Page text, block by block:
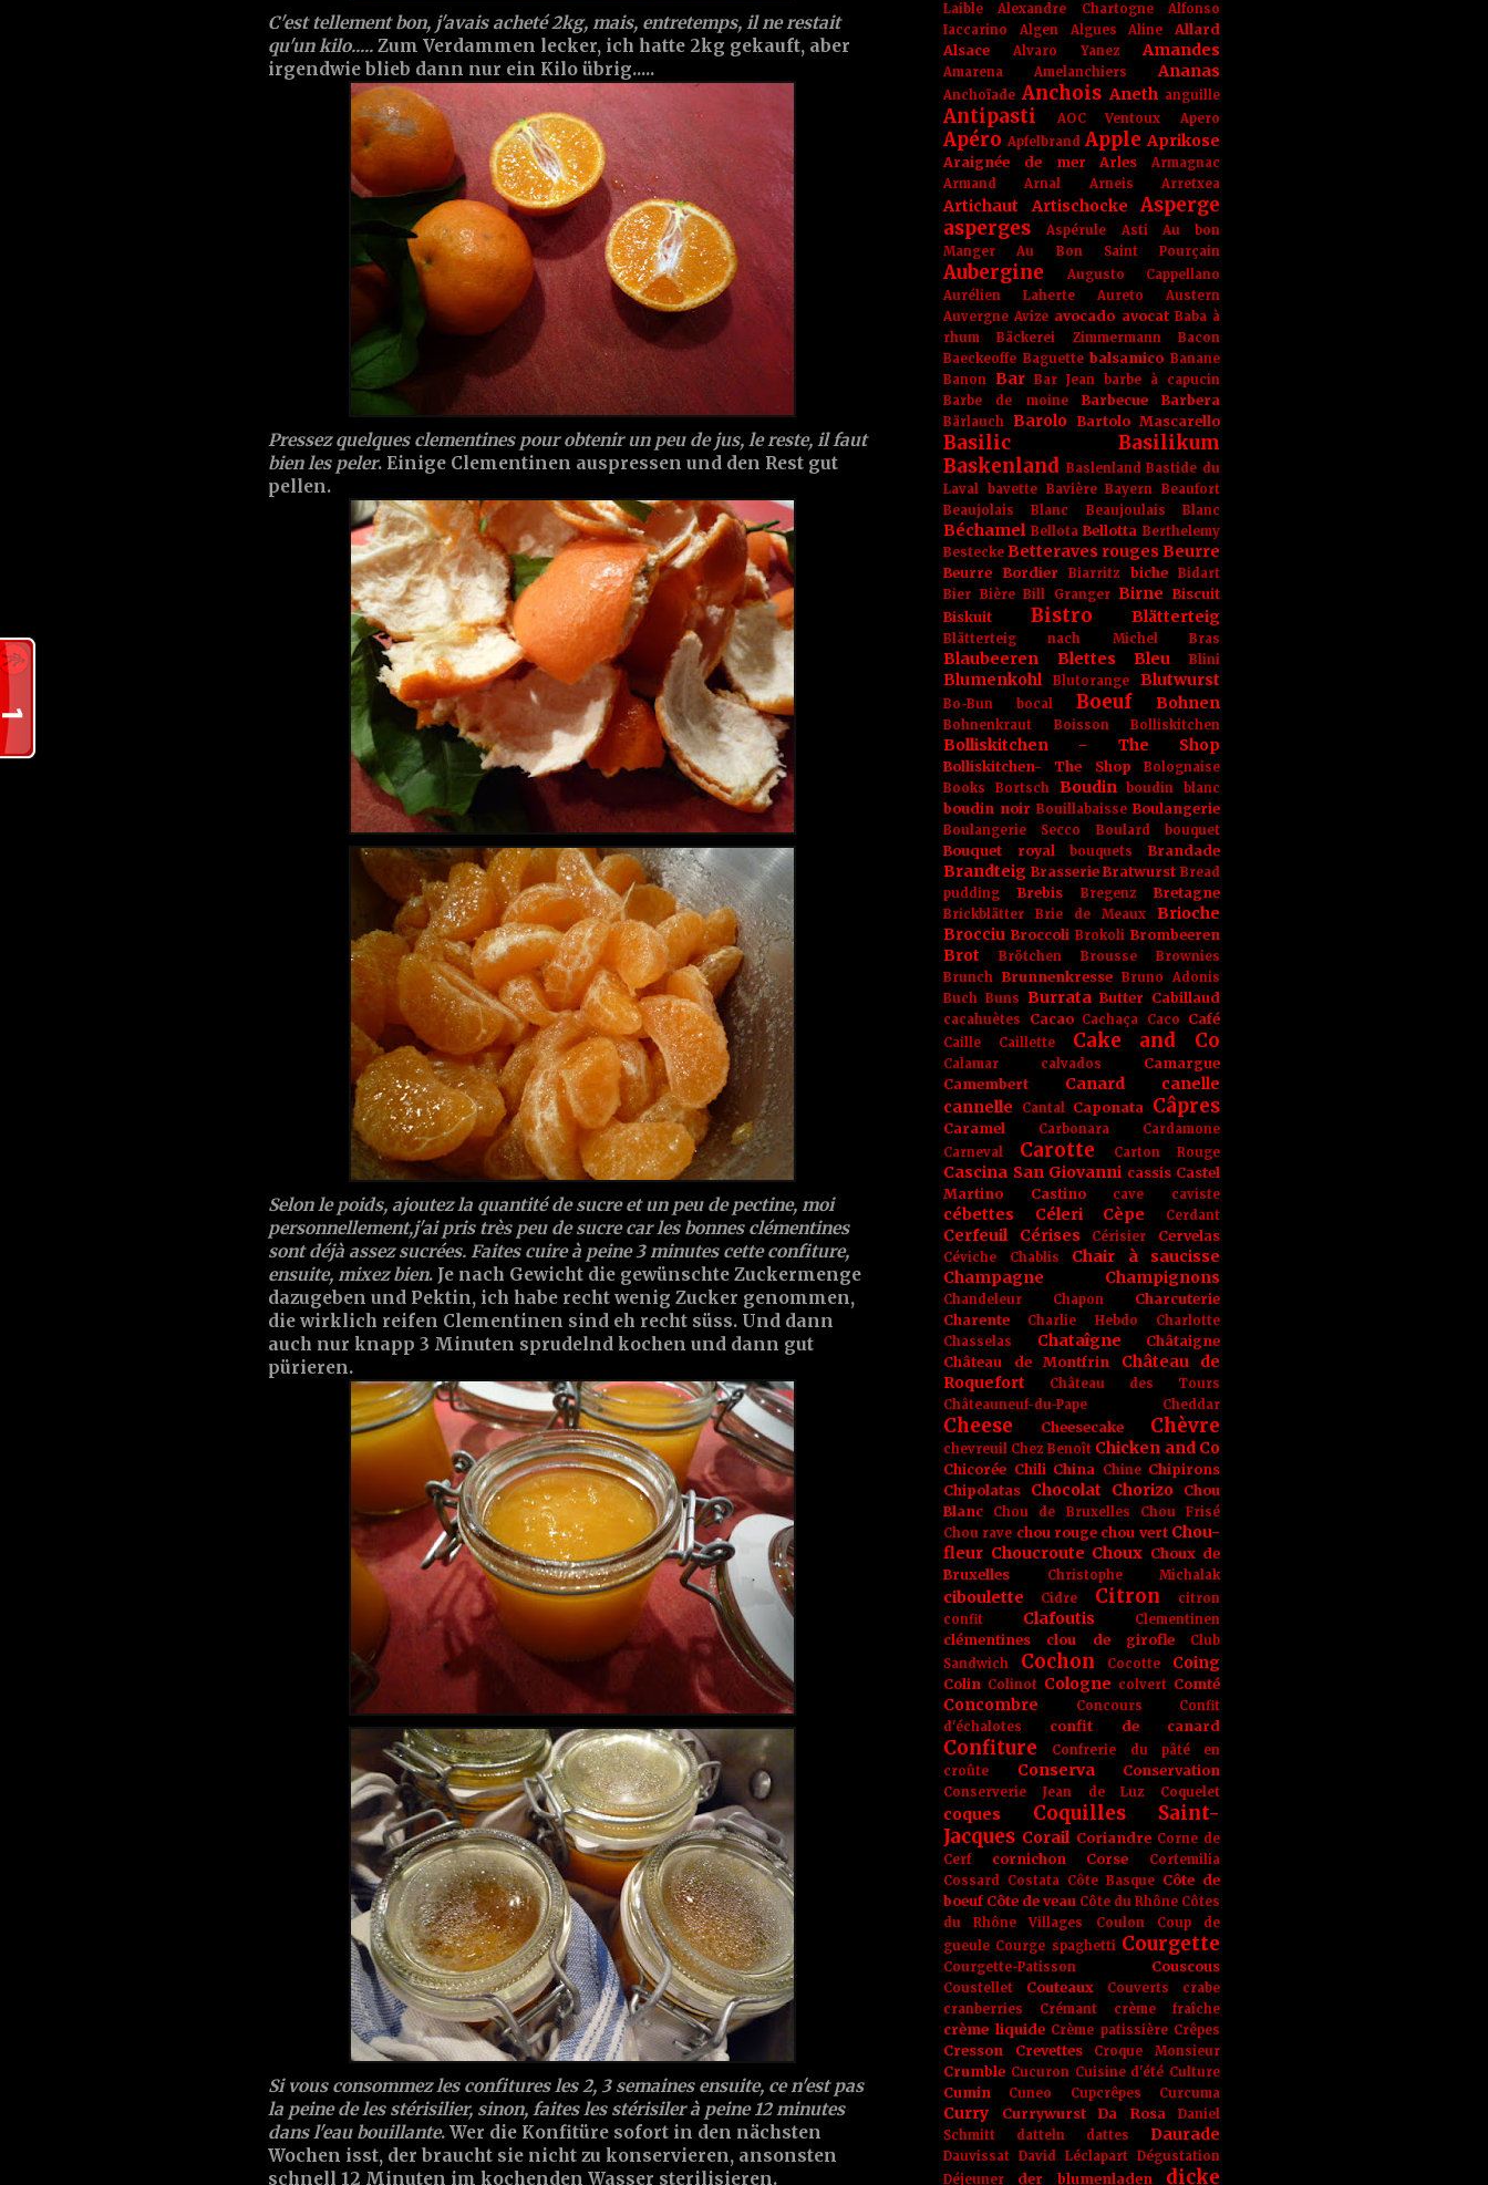
C'est tellement bon, j'avais acheté 2kg, mais, entretemps, il ne restait
qu'un kilo..... Zum Verdammen lecker, ich hatte 2kg gekauft, aber
irgendwie blieb dann nur ein Kilo übrig.....
Pressez quelques clementines pour obtenir un peu de jus, le reste, il faut
bien les peler. Einige Clementinen auspressen und den Rest gut
pellen.
Selon le poids, ajoutez la quantité de sucre et un peu de pectine, moi
personnellement,j'ai pris très peu de sucre car les bonnes clémentines
sont déjà assez sucrées. Faites cuire à peine 3 minutes cette confiture,
ensuite, mixez bien. Je nach Gewicht die gewünschte Zuckermenge
dazugeben und Pektin, ich habe recht wenig Zucker genommen,
die wirklich reifen Clementinen sind eh recht süss. Und dann
auch nur knapp 3 Minuten sprudelnd kochen und dann gut
pürieren.
Si vous consommez les confitures les 2, 3 semaines ensuite, ce n'est pas
la peine de les stérisilier, sinon, faites les stérisiler à peine 12 minutes
dans l'eau bouillante. Wer die Konfitüre sofort in den nächsten
Wochen isst, der braucht sie nicht zu konservieren, ansonsten
schnell 12 Minuten im kochenden Wasser sterilisieren.
Laible
Alexandre Chartogne
Alfonso
Iaccarino
Algen Algues Aline
Allard
Alsace
Alvaro Yanez Amandes
Amarena Amelanchiers Ananas
Anchoïade Anchois Aneth anguille
Antipasti AOC Ventoux Apero
Apéro Apfelbrand Apple Aprikose
Araignée de mer Arles
Armagnac
Armand Arnal
Arneis Arretxea
Artichaut Artischocke
Asperge
asperges
Aspérule Asti
Au bon
Manger
Au Bon Saint Pourçain
Aubergine
Augusto Cappellano
Aurélien Laherte
Aureto
Austern
Auvergne Avize avocado avocat Baba à
rhum
Bäckerei Zimmermann
Bacon
Baeckeoffe Baguette balsamico Banane
Banon Bar Bar Jean
barbe à capucin
Barbe de moine
Barbecue Barbera
Bärlauch Barolo Bartolo Mascarello
Basilic
Basilikum
Baskenland Baslenland Bastide du
Laval
bavette Bavière Bayern Beaufort
Beaujolais Blanc
Beaujoulais Blanc
Béchamel Bellota Bellotta Berthelemy
Bestecke Betteraves rouges Beurre
Beurre Bordier Biarritz biche
Bidart
Bier Bière Bill Granger Birne
Biscuit
Biskuit
Bistro Blätterteig
Blätterteig nach Michel Bras
Blaubeeren Blettes Bleu Blini
Blumenkohl Blutorange Blutwurst
Bo-Bun bocal Boeuf Bohnen
Bohnenkraut Boisson Bolliskitchen
Bolliskitchen - The Shop
Bolliskitchen- The Shop
Bolognaise
Books
Bortsch Boudin boudin blanc
boudin noir Bouillabaisse Boulangerie
Boulangerie Secco Boulard bouquet
Bouquet royal bouquets Brandade
Brandteig Brasserie Bratwurst Bread
pudding
Brebis Bregenz Bretagne
Brickblätter Brie de Meaux
Brioche
Brocciu Broccoli Brokoli Brombeeren
Brot Brötchen Brousse
Brownies
Brunch Brunnenkresse Bruno Adonis
Buch Buns Burrata Butter Cabillaud
cacahuètes Cacao Cachaça Caco Café
Caille Caillette Cake and Co
Calamar calvados
Camargue
Camembert
Canard
canelle
cannelle
Cantal Caponata Câpres
Caramel Carbonara
Cardamone
Carneval
Carotte Carton Rouge
Cascina San Giovanni cassis Castel
Martino
Castino cave caviste
cébettes Céleri Cèpe Cerdant
Cerfeuil Cérises Cérisier Cervelas
Céviche Chablis
Chair à saucisse
Champagne
Champignons
Chandeleur Chapon
Charcuterie
Charente
Charlie Hebdo
Charlotte
Chasselas
Chataîgne
Châtaigne
Château de Montfrin
Château de
Roquefort
Château des Tours
Châteauneuf-du-Pape
Cheddar
Cheese Cheesecake Chèvre
chevreuil Chez Benoît Chicken and Co
Chicorée Chili China Chine Chipirons
Chipolatas
Chocolat Chorizo
Chou
Blanc
Chou de Bruxelles
Chou Frisé
Chou rave chou rouge chou vert Chou-
fleur Choucroute Choux Choux de
Bruxelles
Christophe Michalak
ciboulette Cidre Citron
citron
confit
Clafoutis Clementinen
clémentines clou de girofle
Club
Sandwich
Cochon Cocotte Coing
Colin Colinot Cologne colvert Comté
Concombre Concours
Confit
d'échalotes
confit de canard
Confiture
Confrerie du pâté en
croûte
Conserva Conservation
Conserverie Jean de Luz Coquelet
coques
Coquilles Saint-
Jacques Corail Coriandre Corne de
Cerf
cornichon Corse
Cortemilia
Cossard Costata Côte Basque Côte de
boeuf Côte de veau Côte du Rhône Côtes
du Rhône Villages
Coulon
Coup de
gueule Courge spaghetti Courgette
Courgette-Patisson Couscous
Coustellet Couteaux Couverts
crabe
cranberries
Crémant crème fraîche
crème liquide Crème patissière Crêpes
Cresson Crevettes Croque Monsieur
Crumble Cucuron Cuisine d'été Culture
Cumin Cuneo Cupcrêpes Curcuma
Curry Currywurst Da Rosa
Daniel
Schmitt
datteln dattes Daurade
Dauvissat David Léclapart Dégustation
Déjeuner
der blumenladen dicke